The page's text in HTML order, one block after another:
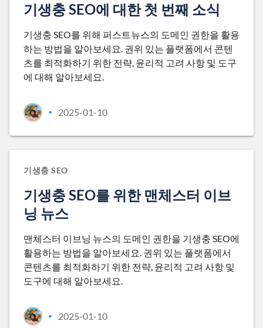
기생충 SEO에 대한 첫 번째 소식
기생충 SEO를 위해 퍼스트뉴스의 도메인 권한을 활용
하는 방법을 알아보세요. 권위 있는 플랫폼에서 콘텐
츠를 최적화하기 위한 전략, 윤리적 고려 사항 및 도구
에 대해 알아보세요.
• 2025-01-10
기생충 SEO
기생충 SEO를 위한 맨체스터 이브
닝 뉴스
맨체스터 이브닝 뉴스의 도메인 권한을 기생충 SEO에
활용하는 방법을 알아보세요. 권위 있는 플랫폼에서
콘텐츠를 최적화하기 위한 전략, 윤리적 고려 사항 및
도구에 대해 알아보세요.
• 2025-01-10